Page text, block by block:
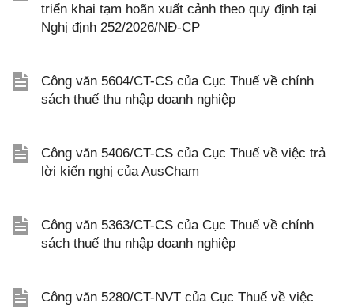
triển khai tạm hoãn xuất cảnh theo quy định tại
Nghị định 252/2026/NĐ-CP
Công văn 5604/CT-CS của Cục Thuế về chính
sách thuế thu nhập doanh nghiệp
Công văn 5406/CT-CS của Cục Thuế về việc trả
lời kiến nghị của AusCham
Công văn 5363/CT-CS của Cục Thuế về chính
sách thuế thu nhập doanh nghiệp
Công văn 5280/CT-NVT của Cục Thuế về việc